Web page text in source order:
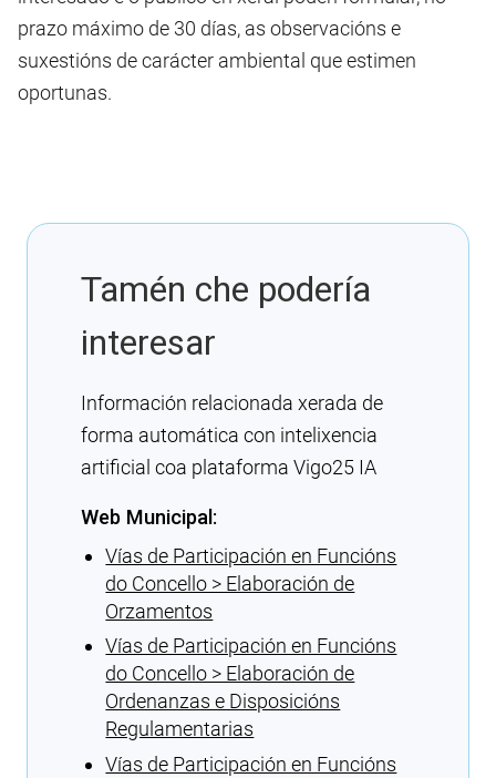
prazo máximo de 30 días, as observacións e
suxestións de carácter ambiental que estimen
oportunas.
Tamén che podería
interesar
Información relacionada xerada de
forma automática con intelixencia
artificial coa plataforma Vigo25 IA
Web Municipal:
Vías de Participación en Funcións
do Concello > Elaboración de
Orzamentos
Vías de Participación en Funcións
do Concello > Elaboración de
Ordenanzas e Disposicións
Regulamentarias
Vías de Participación en Funcións